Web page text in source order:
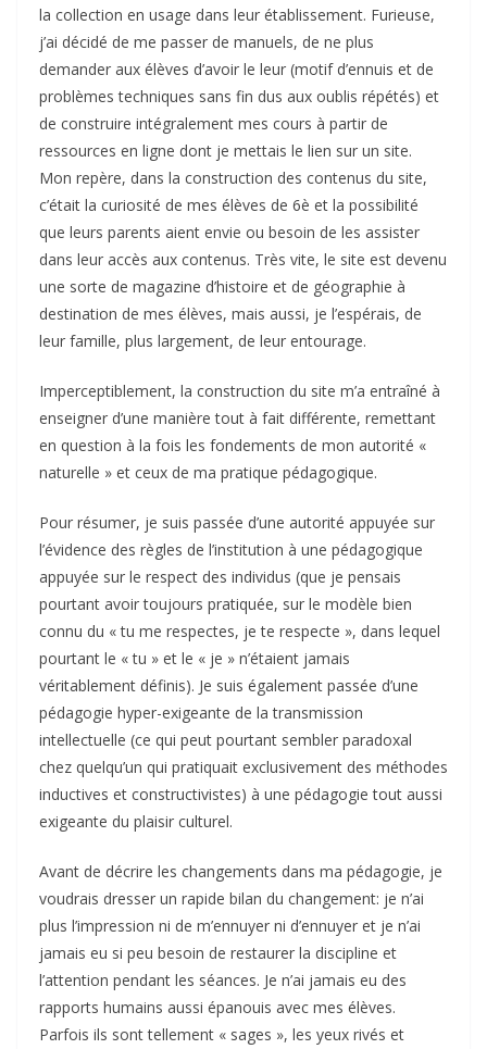
la collection en usage dans leur établissement. Furieuse,
j’ai décidé de me passer de manuels, de ne plus
demander aux élèves d’avoir le leur (motif d’ennuis et de
problèmes techniques sans fin dus aux oublis répétés) et
de construire intégralement mes cours à partir de
ressources en ligne dont je mettais le lien sur un site.
Mon repère, dans la construction des contenus du site,
c’était la curiosité de mes élèves de 6è et la possibilité
que leurs parents aient envie ou besoin de les assister
dans leur accès aux contenus. Très vite, le site est devenu
une sorte de magazine d’histoire et de géographie à
destination de mes élèves, mais aussi, je l’espérais, de
leur famille, plus largement, de leur entourage.
Imperceptiblement, la construction du site m’a entraîné à
enseigner d’une manière tout à fait différente, remettant
en question à la fois les fondements de mon autorité «
naturelle » et ceux de ma pratique pédagogique.
Pour résumer, je suis passée d’une autorité appuyée sur
l’évidence des règles de l’institution à une pédagogique
appuyée sur le respect des individus (que je pensais
pourtant avoir toujours pratiquée, sur le modèle bien
connu du « tu me respectes, je te respecte », dans lequel
pourtant le « tu » et le « je » n’étaient jamais
véritablement définis). Je suis également passée d’une
pédagogie hyper-exigeante de la transmission
intellectuelle (ce qui peut pourtant sembler paradoxal
chez quelqu’un qui pratiquait exclusivement des méthodes
inductives et constructivistes) à une pédagogie tout aussi
exigeante du plaisir culturel.
Avant de décrire les changements dans ma pédagogie, je
voudrais dresser un rapide bilan du changement: je n’ai
plus l’impression ni de m’ennuyer ni d’ennuyer et je n’ai
jamais eu si peu besoin de restaurer la discipline et
l’attention pendant les séances. Je n’ai jamais eu des
rapports humains aussi épanouis avec mes élèves.
Parfois ils sont tellement « sages », les yeux rivés et